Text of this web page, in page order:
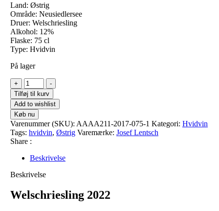
Land: Østrig
Område: Neusiedlersee
Druer: Welschriesling
Alkohol: 12%
Flaske: 75 cl
Type: Hvidvin
På lager
+
Welschriesling
2022
antal
-
Tilføj til kurv
Add to wishlist
Køb nu
Varenummer (SKU): AAAA211-2017-075-1 Kategori: Hvidvin
Tags: hvidvin, Østrig Varemærke: Josef Lentsch
Share :
Beskrivelse
Beskrivelse
Welschriesling 2022